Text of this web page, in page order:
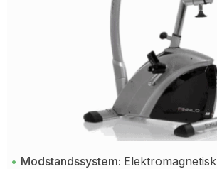
Modstandssystem: Elektromagnetisk